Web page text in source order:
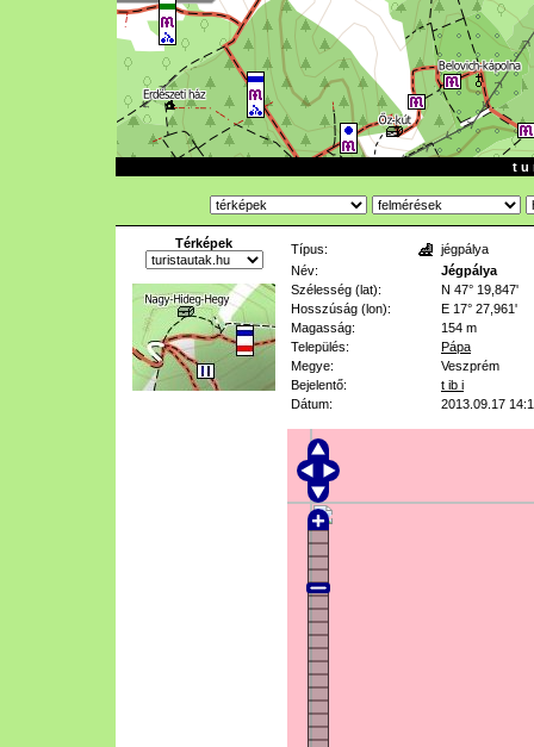
t u
Térképek Típus:
jégpálya
Név:
Jégpálya
Szélesség (lat):
N 47° 19,847'
Hosszúság (lon):
E 17° 27,961'
Magasság:
154 m
Település:
Pápa
Megye:
Veszprém
Bejelentő:
t ib i
Dátum:
2013.09.17